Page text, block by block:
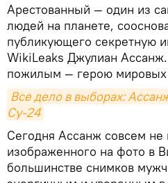
Арестованный — один из
людей на планете,
публикующего секретную
WikiLeaks Джулиан
пожилым — герою мировых
Все дело в выборах:
Су-24
Сегодня Ассанж совсем не
изображенного на фото в
большинстве снимков